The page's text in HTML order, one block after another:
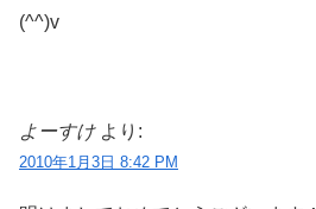
(^^)v
よーすけ より:
2010年1月3日 8:42 PM